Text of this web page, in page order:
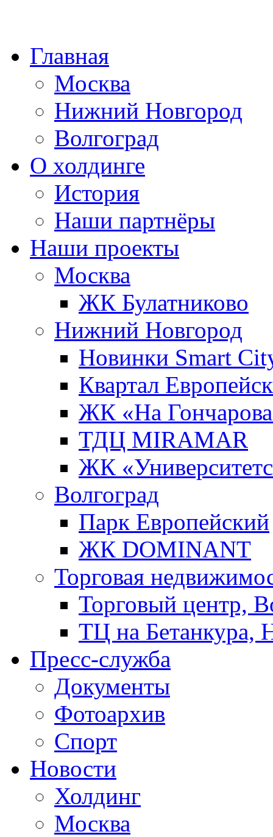
Главная
Москва
Нижний Новгород
Волгоград
О холдинге
История
Наши партнёры
Наши проекты
Москва
ЖК Булатниково
Нижний Новгород
Новинки Smart
Квартал
ЖК «На
ТДЦ MIRAMAR
ЖК
Волгоград
Парк Европейский
ЖК DOMINANT
Торговая
Торговый центр,
ТЦ на Бетанкура,
Пресс-служба
Документы
Фотоархив
Спорт
Новости
Холдинг
Москва